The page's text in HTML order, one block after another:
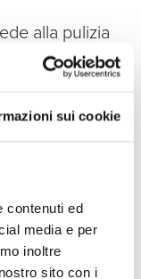
sui cookie
contenuti ed
media e per
inoltre
sito con i
alla pulizia
Questa
stoppino di
botte viene
fiamma
che
qualità del